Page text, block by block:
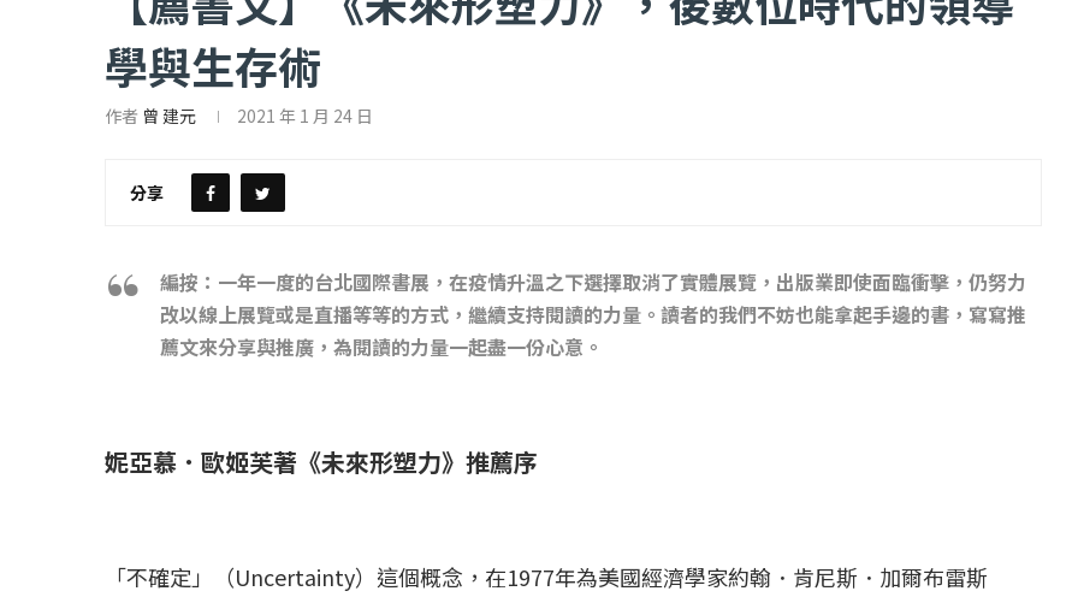
學與生存術
作者 曾 建元 2021 年 1 月 24 日
分享
編按：一年一度的台北國際書展，在疫情升溫之下選擇取消了實體展覽，出版業即使面臨衝擊，仍努力
改以線上展覽或是直播等等的方式，繼續支持閱讀的力量。讀者的我們不妨也能拿起手邊的書，寫寫推
薦文來分享與推廣，為閱讀的力量一起盡一份心意。
妮亞慕．歐姬芙著《未來形塑力》推薦序
「不確定」（Uncertainty）這個概念，在1977年為美國經濟學家約翰．肯尼斯．加爾布雷斯